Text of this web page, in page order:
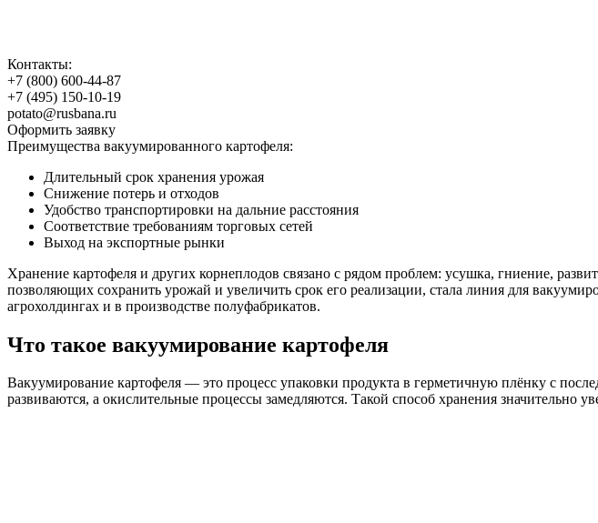
Контакты:
+7 (800) 600-44-87
+7 (495) 150-10-19
potato@rusbana.ru
Оформить заявку
Преимущества вакуумированного картофеля:
Длительный срок хранения урожая
Снижение потерь и отходов
Удобство транспортировки на дальние расстояния
Соответствие требованиям торговых сетей
Выход на экспортные рынки
Хранение картофеля и других корнеплодов связано с рядом проблем: усушка, гниение,
позволяющих сохранить урожай и увеличить срок его реализации, стала линия для
агрохолдингах и в производстве полуфабрикатов.
Что такое вакуумирование картофеля
Вакуумирование картофеля — это процесс упаковки продукта в герметичную плёнку с
развиваются, а окислительные процессы замедляются. Такой способ хранения значительно